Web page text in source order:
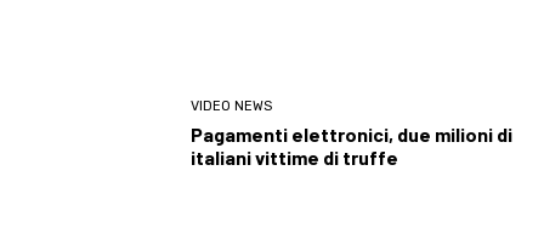
VIDEO NEWS
Pagamenti elettronici, due milioni di
italiani vittime di truffe